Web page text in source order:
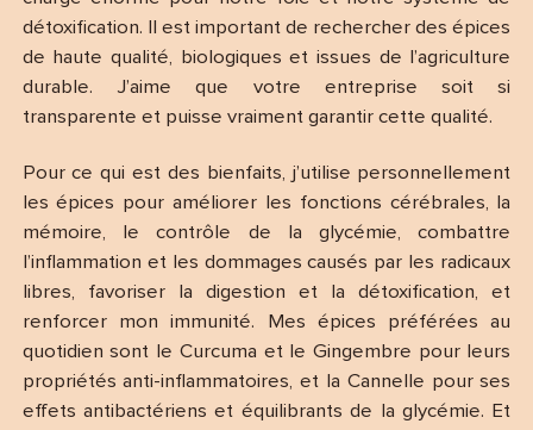
détoxification. Il est important de rechercher des épices
de haute qualité, biologiques et issues de l’agriculture
durable. J’aime que votre entreprise soit si
transparente et puisse vraiment garantir cette qualité.
Pour ce qui est des bienfaits, j’utilise personnellement
les épices pour améliorer les fonctions cérébrales, la
mémoire, le contrôle de la glycémie, combattre
l’inflammation et les dommages causés par les radicaux
libres, favoriser la digestion et la détoxification, et
renforcer mon immunité. Mes épices préférées au
quotidien sont le Curcuma et le Gingembre pour leurs
propriétés anti-inflammatoires, et la Cannelle pour ses
effets antibactériens et équilibrants de la glycémie. Et